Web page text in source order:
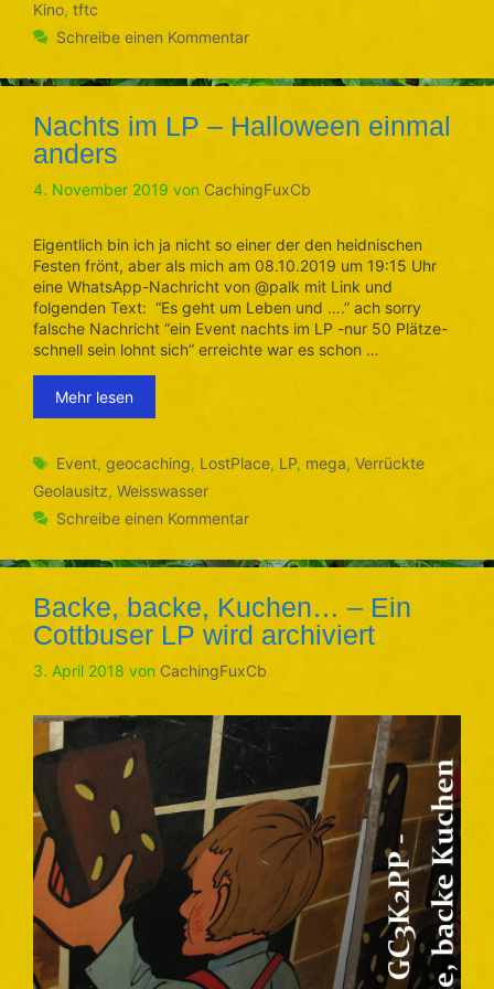
Kino, tftc
Schreibe einen Kommentar
Nachts im LP – Halloween einmal
anders
4. November 2019 von CachingFuxCb
Eigentlich bin ich ja nicht so einer der den heidnischen
Festen frönt, aber als mich am 08.10.2019 um 19:15 Uhr
eine WhatsApp-Nachricht von @palk mit Link und
folgenden Text: “Es geht um Leben und ….” ach sorry
falsche Nachricht “ein Event nachts im LP -nur 50 Plätze-
schnell sein lohnt sich” erreichte war es schon …
Mehr lesen
Schlagwörter
Event,geocaching, LostPlace, LP, mega,Verrückte
Geolausitz, Weisswasser
Schreibe einen Kommentar
Backe, backe, Kuchen… – Ein
Cottbuser LP wird archiviert
3. April 2018 von CachingFuxCb